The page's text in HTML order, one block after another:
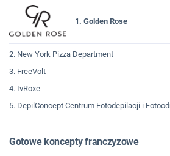
1. Golden Rose
2. New York Pizza Department
3. FreeVolt
4. IvRoxe
5. DepilConcept Centrum Fotodepilacji i
Gotowe koncepty franczyzowe